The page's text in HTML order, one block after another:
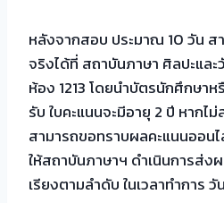
หลังจากสอบ ประมาณ 10 วัน ส
จริงได้ที่ สถาบันภาษา ศิลปะแล
ห้อง 1213 โดยนำบัตรนักศึกษา
รับ ใบคะแนนจะมีอายุ 2 ปี หากไ
สามารถขอทราบผลคะแนนออน
ให้สถาบันภาษาฯ ดำเนินการส่ง
เรียงตามลำดับ ในเวลาทำการ